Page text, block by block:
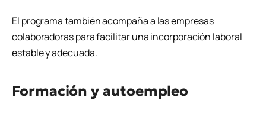
El programa también acompaña a las empresas
colaboradoras para facilitar una incorporación laboral
estable y adecuada.
Formación y autoempleo